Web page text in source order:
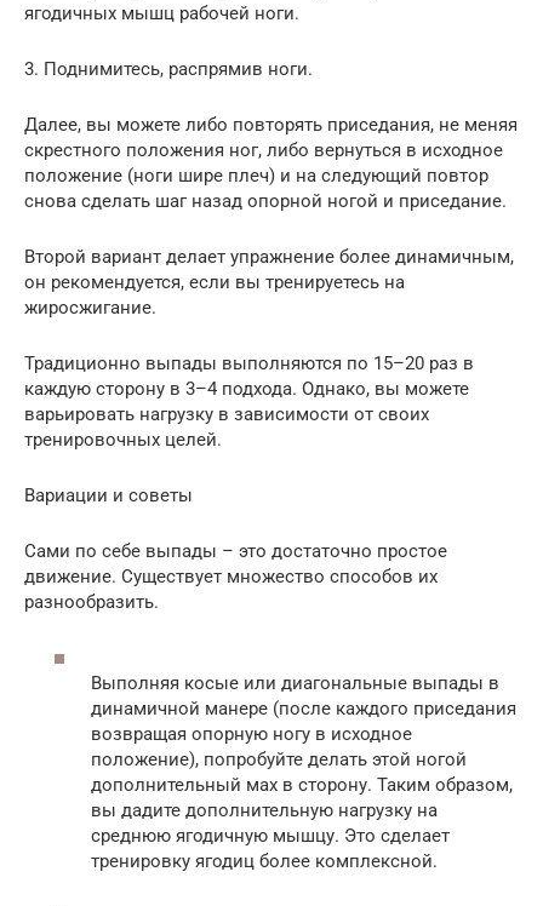
ягодичных мышц рабочей ноги.
3. Поднимитесь, распрямив ноги.
Далее, вы можете либо повторять приседания, не меняя
скрестного положения ног, либо вернуться в исходное
положение (ноги шире плеч) и на следующий повтор
снова сделать шаг назад опорной ногой и приседание.
Второй вариант делает упражнение более динамичным,
он рекомендуется, если вы тренируетесь на
жиросжигание.
Традиционно выпады выполняются по 15–20 раз в
каждую сторону в 3–4 подхода. Однако, вы можете
варьировать нагрузку в зависимости от своих
тренировочных целей.
Вариации и советы
Сами по себе выпады – это достаточно простое
движение. Существует множество способов их
разнообразить.
Выполняя косые или диагональные выпады в
динамичной манере (после каждого приседания
возвращая опорную ногу в исходное
положение), попробуйте делать этой ногой
дополнительный мах в сторону. Таким образом,
вы дадите дополнительную нагрузку на
среднюю ягодичную мышцу. Это сделает
тренировку ягодиц более комплексной.